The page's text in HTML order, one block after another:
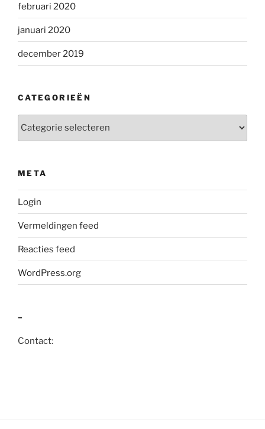
februari 2020
januari 2020
december 2019
CATEGORIEËN
META
Login
Vermeldingen feed
Reacties feed
WordPress.org
–
Contact: